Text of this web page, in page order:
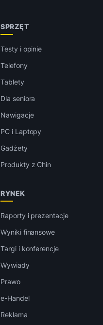
SPRZĘT
Testy i opinie
Telefony
Tablety
Dla seniora
Nawigacje
PC i Laptopy
Gadżety
Produkty z Chin
RYNEK
Raporty i prezentacje
Wyniki finansowe
Targi i konferencje
Wywiady
Prawo
e-Handel
Reklama